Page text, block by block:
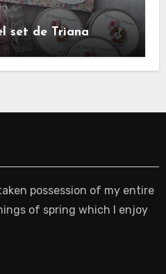
set de Triana
possession of my entire
of spring which I enjoy